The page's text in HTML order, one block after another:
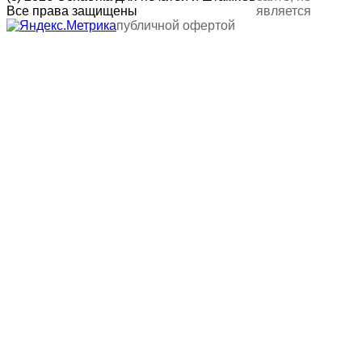
Все права защищены
является
публичной офертой